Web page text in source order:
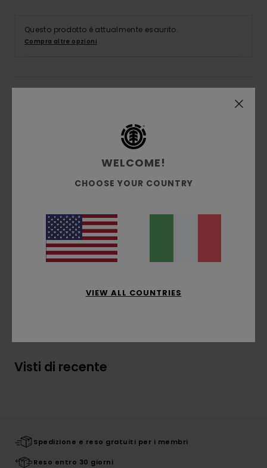
Questo prodotto è attualmente esaurito.
Compra altre opzioni
Pelago è una marca finlandese che produce
biciclette robuste e pratiche per la città e per i
Abbiamo collaborato a una collezione di
ispirazione ciclistica, incarnata dalla maglietta
biologica e realizzata in cotone a maglia, con
cuciture coperte che riducono lo sfregamento e
il logo catarifrangente nella cucitura laterale.
Visti di recente
Spedizione e reso gratuiti per i membri
Reso entro 30 giorni
WELCOME!
CHOOSE YOUR COUNTRY
VIEW ALL COUNTRIES